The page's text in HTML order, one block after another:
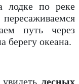
лодке по реке
путь через
берегу океана.
лесных